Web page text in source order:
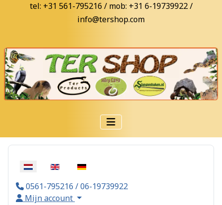
tel: +31 561-795216 / mob: +31 6-19739922 /
info@tershop.com
Selecteer de taal
0561-795216 / 06-19739922
Mijn account